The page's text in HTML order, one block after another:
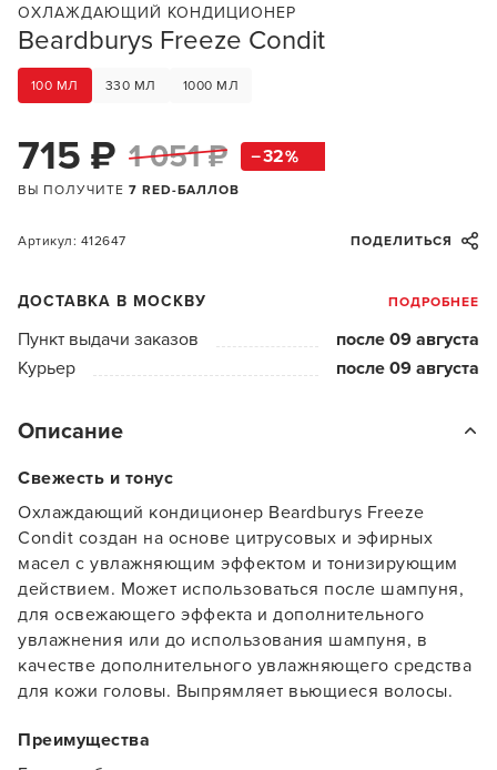
Beardburys Freeze Condit
ОХЛАЖДАЮЩИЙ КОНДИЦИОНЕР
100 МЛ 330 МЛ 1000 МЛ
715 ₽ 1 051 ₽ 32
ВЫ ПОЛУЧИТЕ 7 RED-БАЛЛОВ
Артикул: 412647 ПОДЕЛИТЬСЯ
ДОСТАВКА В МОСКВУ ПОДРОБНЕЕ
Пункт выдачи заказов
после 09 августа
Курьер
после 09 августа
Описание
Свежесть и тонус
Охлаждающий кондиционер Beardburys Freeze
Condit создан на основе цитрусовых и эфирных
масел с увлажняющим эффектом и тонизирующим
действием. Может использоваться после шампуня,
для освежающего эффекта и дополнительного
увлажнения или до использования шампуня, в
качестве дополнительного увлажняющего средства
для кожи головы. Выпрямляет вьющиеся волосы.
Преимущества